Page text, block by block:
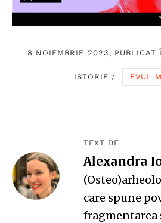
8 NOIEMBRIE 2023, PUBLICAT
ISTORIE / EVUL
TEXT DE
Alexandra
care spune
fragmentarea